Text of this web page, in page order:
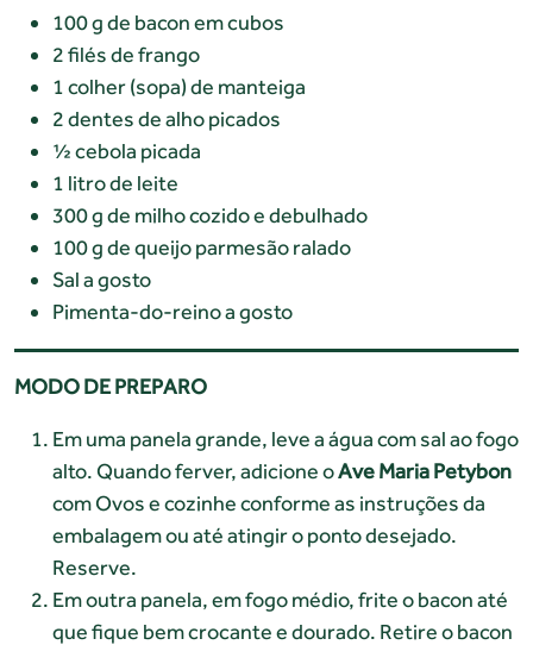
100 g de bacon em cubos
2 filés de frango
1 colher (sopa) de manteiga
2 dentes de alho picados
½ cebola picada
1 litro de leite
300 g de milho cozido e debulhado
100 g de queijo parmesão ralado
Sal a gosto
Pimenta-do-reino a gosto
MODO DE PREPARO
Em uma panela grande, leve a água com sal ao fogo
alto. Quando ferver, adicione oAve Maria Petybon
com Ovos e cozinhe conforme as instruções da
embalagem ou até atingir o ponto desejado.
Reserve.
Em outra panela, em fogo médio, frite o bacon até
que fique bem crocante e dourado. Retire o bacon